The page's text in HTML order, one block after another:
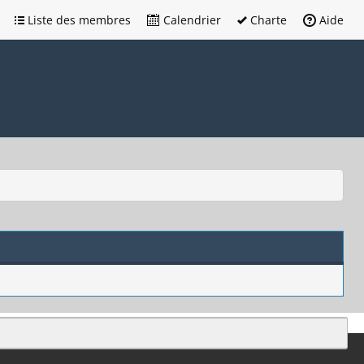
Liste des membres Calendrier Charte Aide